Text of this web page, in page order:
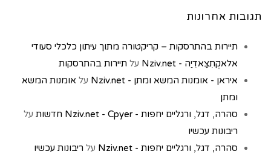
תגובות אחרונות
תיירות בהתרסקות – קריקטורה מתוך עיתון כלכלי סעודי
אלאקְתִצַאדִיַה - Nziv.net
על תיירות בהתרסקות
איראן - אומנות המשא ומתן - Nziv.net
על אומנות המשא
ומתן
סהרה, דגל, ורגליים יחפות - Nziv.net - Cpyer חדשות
על
ריבונות עכשיו
סהרה, דגל, ורגליים יחפות - Nziv.net
על ריבונות עכשיו